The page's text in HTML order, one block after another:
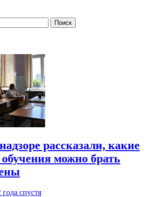
рассказали, какие
обучения можно брать
года спустя